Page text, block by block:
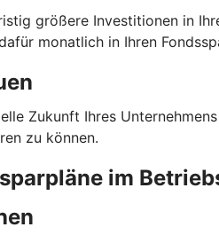
größere Investitionen in
monatlich in Ihren
Zukunft Ihres
zu können.
im